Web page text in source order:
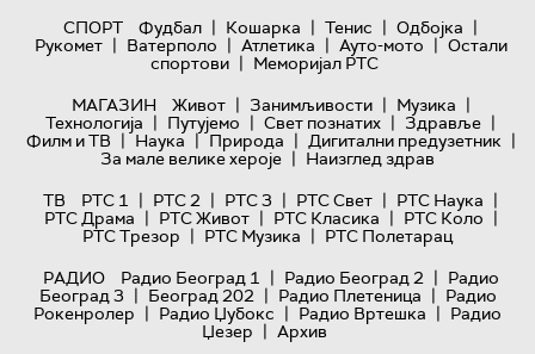
СПОРТ
Фудбал | Кошарка | Тенис | Одбојка |
Рукомет | Ватерполо | Атлетика | Ауто-мото | Остали
спортови | Меморијал РТС
МАГАЗИН
Живот | Занимљивости | Музика |
Технологијa | Путујемо | Свет познатих | Здравље |
Филм и ТВ | Наука | Природа | Дигитални предузетник |
За мале велике хероје | Наизглед здрав
ТВ
РТС 1 | РТС 2 | РТС 3 | РТС Свет | РТС Наука |
РТС Драма | РТС Живот | РТС Класика | РТС Коло |
РТС Трезор | РТС Музика | РТС Полетарац
РАДИО
Радио Београд 1 | Радио Београд 2 | Радио
Београд 3 | Београд 202 | Радио Плетеница | Радио
Рокенролер | Радио Џубокс | Радио Вртешка | Радио
Џезер | Архив